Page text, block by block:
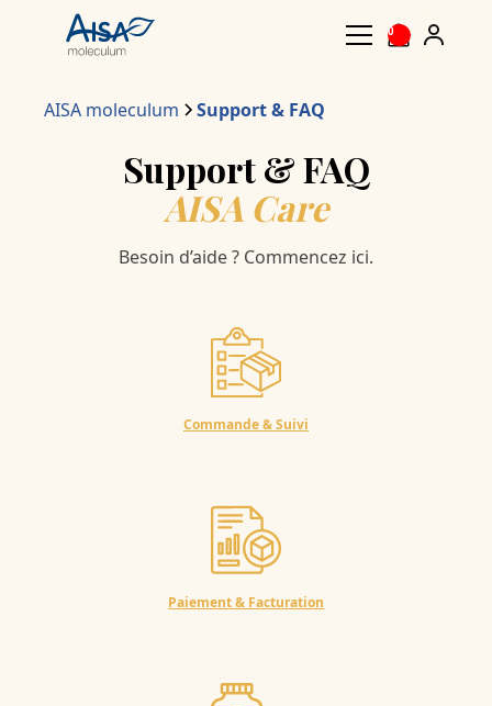
0
AISA moleculum Support & FAQ
Support & FAQ
AISA Care
Besoin d’aide ? Commencez ici.
Commande & Suivi
Paiement & Facturation